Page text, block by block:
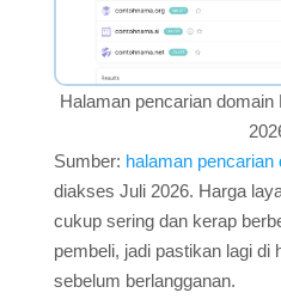
Halaman pencarian
Sumber: halaman
diakses Juli 2026. Harga
cukup sering dan kerap
pembeli, jadi pastikan lagi di
sebelum berlangganan.